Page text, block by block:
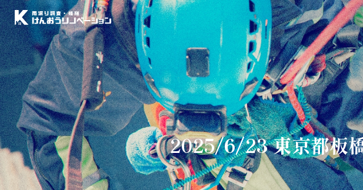
2025/6/23 東京都板